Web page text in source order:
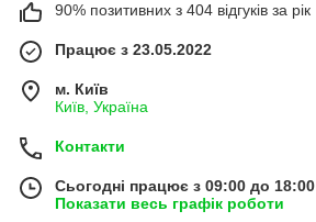
90% позитивних з 404 відгуків за рік
Працює з 23.05.2022
м. Київ
Київ, Україна
Контакти
Сьогодні працює з 09:00 до 18:00
Показати весь графік роботи